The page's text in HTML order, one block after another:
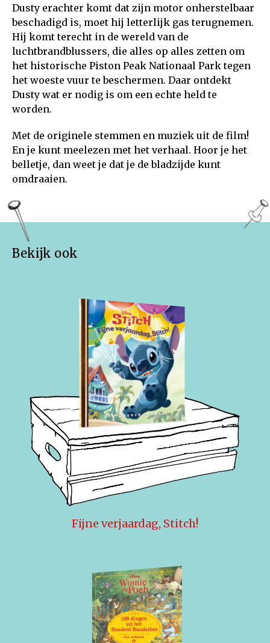
Dusty erachter komt dat zijn motor onherstelbaar
beschadigd is, moet hij letterlijk gas terugnemen.
Hij komt terecht in de wereld van de
luchtbrandblussers, die alles op alles zetten om
het historische Piston Peak Nationaal Park tegen
het woeste vuur te beschermen. Daar ontdekt
Dusty wat er nodig is om een echte held te
worden.
Met de originele stemmen en muziek uit de film!
En je kunt meelezen met het verhaal. Hoor je het
belletje, dan weet je dat je de bladzijde kunt
omdraaien.
Bekijk ook
Fijne verjaardag, Stitch!